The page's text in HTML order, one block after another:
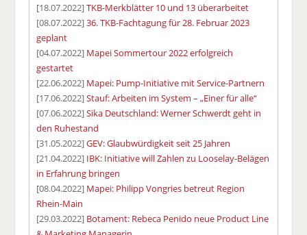
[18.07.2022]TKB-Merkblätter 10 und 13 überarbeitet
[08.07.2022]36. TKB-Fachtagung für 28. Februar 2023
geplant
[04.07.2022] Mapei Sommertour 2022 erfolgreich
gestartet
[22.06.2022] Mapei: Pump-Initiative mit Service-Partnern
[17.06.2022]Stauf: Arbeiten im System – „Einer für alle“
[07.06.2022]Sika Deutschland: Werner Schwerdt geht in
den Ruhestand
[31.05.2022]GEV: Glaubwürdigkeit seit 25 Jahren
[21.04.2022] IBK: Initiative will Zahlen zu Looselay-Belägen
in Erfahrung bringen
[08.04.2022] Mapei: Philipp Vongries betreut Region
Rhein-Main
[29.03.2022] Botament: Rebeca Penido neue Product Line